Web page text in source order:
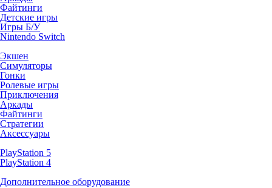
Файтинги
Детские игры
Игры Б/У
Nintendo Switch
Экшен
Симуляторы
Гонки
Ролевые игры
Приключения
Аркады
Файтинги
Стратегии
Аксессуары
PlayStation 5
PlayStation 4
Дополнительное оборудование